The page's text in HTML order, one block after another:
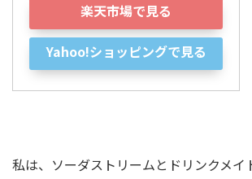
楽天市場で見る
Yahoo!ショッピングで見る
私は、ソーダストリームとドリンクメイ